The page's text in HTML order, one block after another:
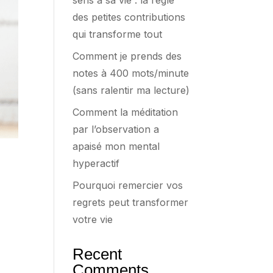
des petites contributions
qui transforme tout
Comment je prends des
notes à 400 mots/minute
(sans ralentir ma lecture)
Comment la méditation
par l’observation a
apaisé mon mental
hyperactif
Pourquoi remercier vos
regrets peut transformer
votre vie
Recent